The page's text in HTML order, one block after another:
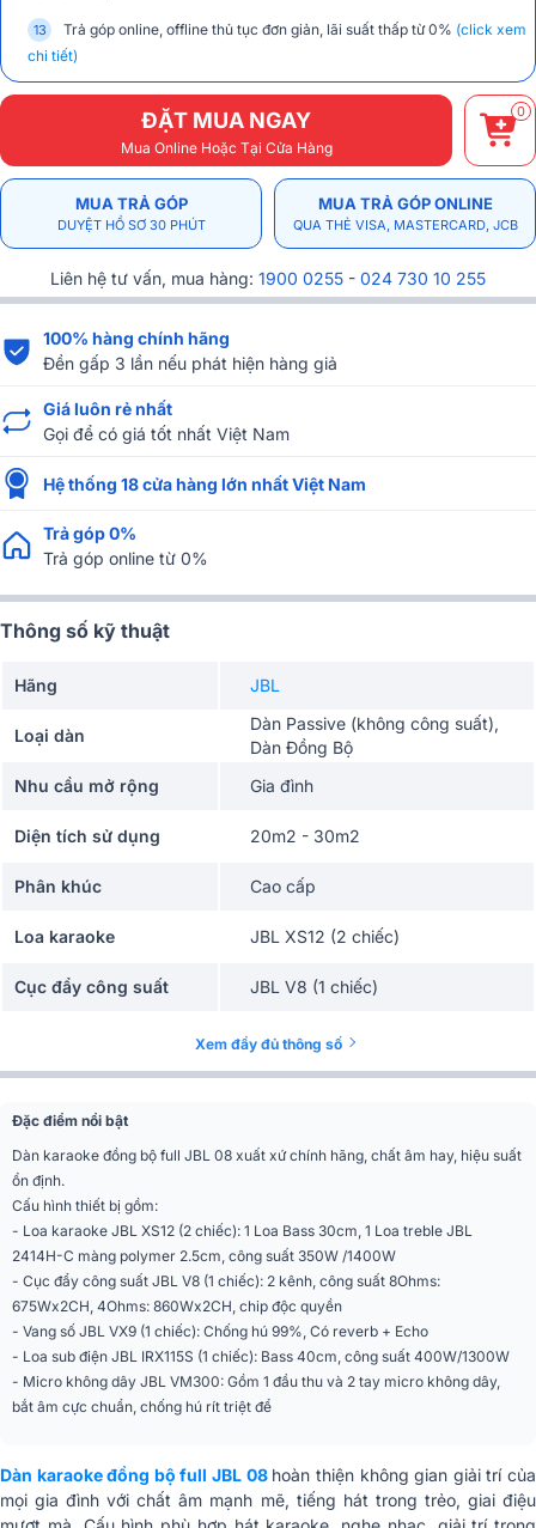
Trả góp online, offline thủ tục đơn giản, lãi suất thấp từ 0% (click xem
chi tiết)
ĐẶT MUA NGAY
Mua Online Hoặc Tại Cửa Hàng
0
MUA TRẢ GÓP
DUYỆT HỒ SƠ 30 PHÚT
MUA TRẢ GÓP ONLINE
QUA THẺ VISA, MASTERCARD, JCB
Liên hệ tư vấn, mua hàng: 1900 0255 - 024 730 10 255
100% hàng chính hãng
Đền gấp 3 lần nếu phát hiện hàng giả
Giá luôn rẻ nhất
Gọi để có giá tốt nhất Việt Nam
Hệ thống 18 cửa hàng lớn nhất Việt Nam
Trả góp 0%
Trả góp online từ 0%
Thông số kỹ thuật
Hãng JBL
Loại dàn
Dàn Passive (không công suất),
Dàn Đồng Bộ
Nhu cầu mở rộng
Gia đình
Diện tích sử dụng 20m2 - 30m2
Phân khúc Cao cấp
Loa karaoke JBL XS12 (2 chiếc)
Cục đẩy công suất JBL V8 (1 chiếc)
JBL VX9 (1 chiếc)
JBL VM300 (đầu thu và 2 tay
Xem đầy đủ thông số
Đặc điểm nổi bật
Dàn karaoke đồng bộ full JBL 08 xuất xứ chính hãng, chất âm hay, hiệu suất
ổn định.
Cấu hình thiết bị gồm:
- Loa karaoke JBL XS12 (2 chiếc): 1 Loa Bass 30cm, 1 Loa treble JBL
2414H-C màng polymer 2.5cm, công suất 350W /1400W
- Cục đẩy công suất JBL V8 (1 chiếc): 2 kênh, công suất 8Ohms:
675Wx2CH, 4Ohms: 860Wx2CH, chip độc quyền
- Vang số JBL VX9 (1 chiếc): Chống hú 99%, Có reverb + Echo
- Loa sub điện JBL IRX115S (1 chiếc): Bass 40cm, công suất 400W/1300W
- Micro không dây JBL VM300: Gồm 1 đầu thu và 2 tay micro không dây,
bắt âm cực chuẩn, chống hú rít triệt để
Dàn karaoke đồng bộ full JBL 08 hoàn thiện không gian giải trí của
mọi gia đình với chất âm mạnh mẽ, tiếng hát trong trẻo, giai điệu